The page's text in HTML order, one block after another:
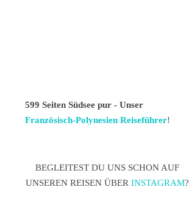
599 Seiten Südsee pur - Unser
Französisch-Polynesien Reiseführer!
BEGLEITEST DU UNS SCHON AUF
UNSEREN REISEN ÜBER INSTAGRAM?